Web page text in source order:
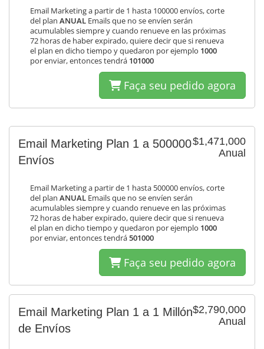
Email Marketing a partir de 1 hasta 100000 envíos, corte
del plan ANUAL Emails que no se envíen serán
acumulables siempre y cuando renueve en las próximas
72 horas de haber expirado, quiere decir que si renueva
el plan en dicho tiempo y quedaron por ejemplo 1000
por enviar, entonces tendrá 101000
Faça seu pedido agora
$1,471,000
Anual
Email Marketing Plan 1 a 500000
Envíos
Email Marketing a partir de 1 hasta 500000 envíos, corte
del plan ANUAL Emails que no se envíen serán
acumulables siempre y cuando renueve en las próximas
72 horas de haber expirado, quiere decir que si renueva
el plan en dicho tiempo y quedaron por ejemplo 1000
por enviar, entonces tendrá501000
Faça seu pedido agora
$2,790,000
Anual
Email Marketing Plan 1 a 1 Millón
de Envíos